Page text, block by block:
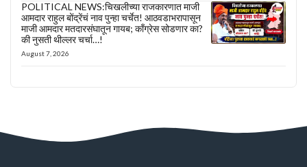
POLITICAL NEWS:चिखलीच्या राजकारणात माजी
आमदार राहुल बोंद्रेंचं नाव पुन्हा चर्चेत! आठवडाभरापासून
माजी आमदार मतदारसंघातून गायब; काँग्रेस सोडणार का?
की नुसती थील्लर चर्चा…!
August 7, 2026